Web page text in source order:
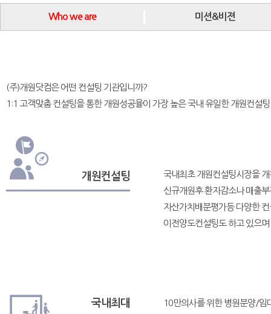
Who we are 미션&비젼
(주)개원닷컴은 어떤 컨설팅 기관입니까?
1:1 고객맞춤 컨설팅을 통한 개원성공율이 가장 높은 국내 유일한 개원컨설
개원컨설팅
국내최초 개원컨설팅시장을
신규개원후 환자감소나 매출
자산가치배분평가등 다양한
이전양도컨설팅도 하고 있으
국내최대 10만의사를 위한 병원분양/임